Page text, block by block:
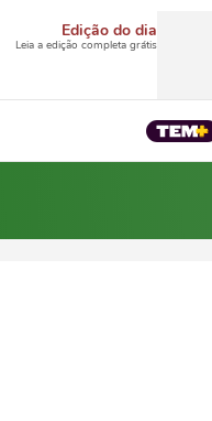
Edição do dia
Leia a edição completa grátis